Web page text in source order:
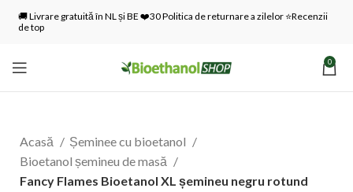
🚚 Livrare gratuită în NL și BE ❤️30 Politica de returnare a zilelor ⭐Recenzii
de top
0
Acasă
Șeminee cu bioetanol
Bioetanol șemineu de masă
Fancy Flames Bioetanol XL șemineu negru rotund